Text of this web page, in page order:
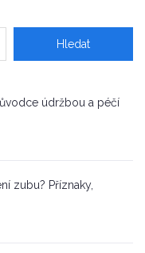
údržbou a péčí
zubu? Příznaky,